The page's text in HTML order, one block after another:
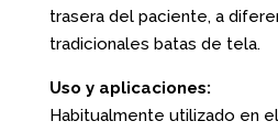
trasera del paciente, a
tradicionales batas de tela.
Uso y aplicaciones:
Habitualmente utilizado en